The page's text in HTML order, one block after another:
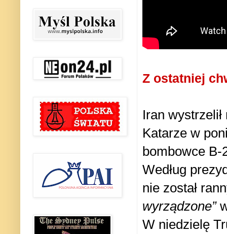
Z ostatniej
Iran
Katarze w
bombowce B-
Według
nie został
wyrządzone”
W niedzielę